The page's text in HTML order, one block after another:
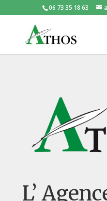
06 73 35 18 63
L’